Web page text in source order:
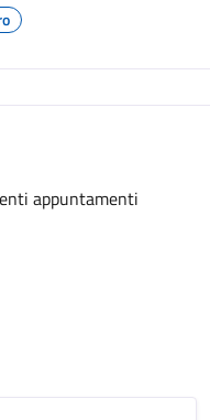
appuntamenti